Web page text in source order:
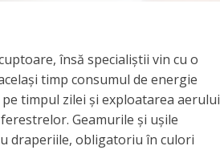
însă specialiștii vin cu o
timp consumul de energie
timpul zilei și exploatarea aerului
Geamurile și ușile
draperiile, obligatoriu în culori